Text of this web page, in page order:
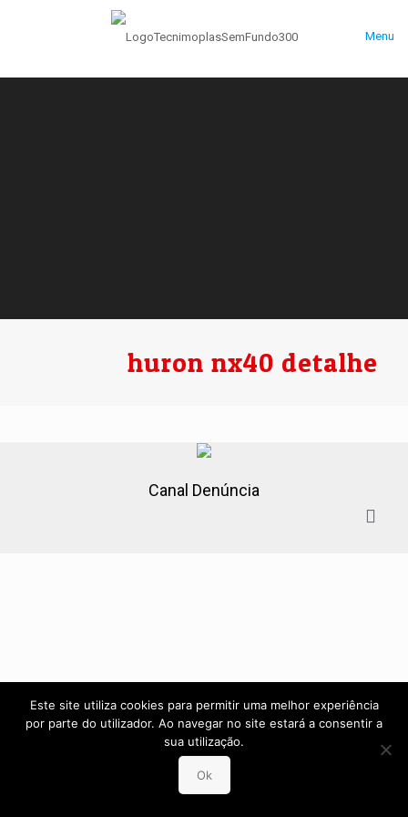
Menu
huron nx40 detalhe
Canal Denúncia
Este site utiliza cookies para permitir uma melhor experiência
por parte do utilizador. Ao navegar no site estará a consentir a
sua utilização.
Ok